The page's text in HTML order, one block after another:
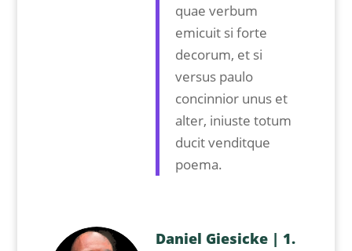
quae verbum
emicuit si forte
decorum, et si
versus paulo
concinnior unus et
alter, iniuste totum
ducit venditque
poema.
Daniel Giesicke | 1.⁠